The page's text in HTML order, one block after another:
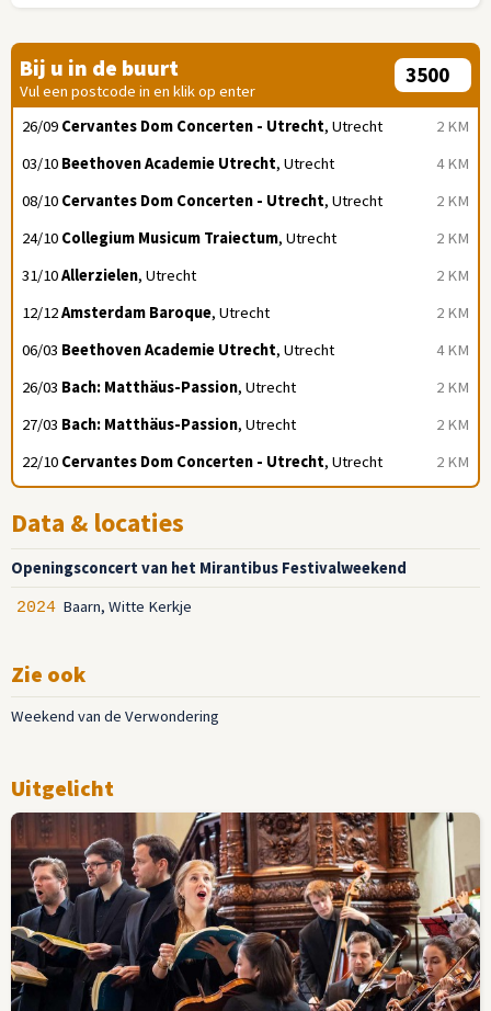
Bij u in de buurt
Vul een postcode in en klik op enter
2 KM
26/09 Cervantes Dom Concerten - Utrecht, Utrecht
4 KM
03/10 Beethoven Academie Utrecht, Utrecht
2 KM
08/10 Cervantes Dom Concerten - Utrecht, Utrecht
2 KM
24/10 Collegium Musicum Traiectum, Utrecht
2 KM
31/10Allerzielen, Utrecht
2 KM
12/12Amsterdam Baroque, Utrecht
4 KM
06/03 Beethoven Academie Utrecht, Utrecht
2 KM
26/03 Bach: Matthäus-Passion, Utrecht
2 KM
27/03 Bach: Matthäus-Passion, Utrecht
2 KM
22/10 Cervantes Dom Concerten - Utrecht, Utrecht
Data & locaties
Openingsconcert van het Mirantibus Festivalweekend
2024 Baarn, Witte Kerkje
Zie ook
Weekend van de Verwondering
Uitgelicht